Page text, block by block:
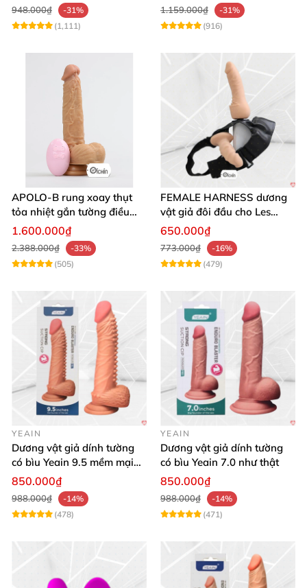
948.000₫
-31%
(1,111)
1.159.000₫
-31%
(916)
APOLO-B rung xoay thụt
tỏa nhiệt gắn tường điều
khiển từ xa đa chế độ
1.600.000₫
2.388.000₫
-33%
(505)
FEMALE HARNESS dương
vật giả đôi đầu cho Les
massage cực sướng
650.000₫
773.000₫
-16%
(479)
YEAIN
Dương vật giả dính tường
có bìu Yeain 9.5 mềm mại
thật
850.000₫
988.000₫
-14%
(478)
YEAIN
Dương vật giả dính tường
có bìu Yeain 7.0 như thật
850.000₫
988.000₫
-14%
(471)